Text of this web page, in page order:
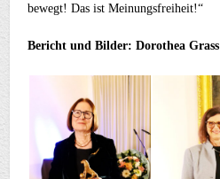
bewegt! Das ist Meinungsfreiheit!“
Bericht und Bilder: Dorothea Grass